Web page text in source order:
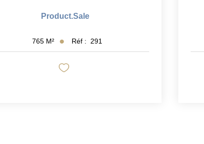
Product.sale
765 M² Réf : 291